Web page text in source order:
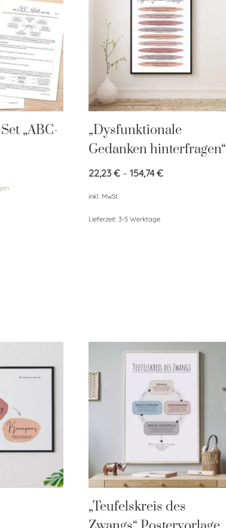
„ABC-
„Dysfunktionale
Gedanken hinterfragen“
22,23 €– 154,74€
inkl. MwSt.
Lieferzeit: 3-5 Werktage
„Teufelskreis des